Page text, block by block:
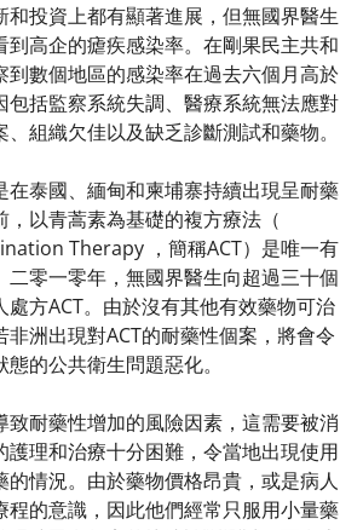
和投資上都有顯著進展，但無國界醫生
到高企的瘧疾感染率。在剛果民主共和
到數個地區的感染率在過去六個月高於
包括監察系統失調、醫療系統無法應對
組織欠佳以及缺乏診斷測試和藥物。
在泰國、緬甸和柬埔寨持續出現呈耐藥
，以青蒿素為基礎的複方療法（
Therapy ，簡稱ACT）是唯一有
二零一零年，無國界醫生向超過三十個
處方ACT。由於沒有其他有效藥物可治
洲出現對ACT的耐藥性個案，將會令
的公共衛生問題惡化。
致耐藥性增加的風險因素，這需要被消
護理和治療十分困難，令當地出現使用
的情況。由於藥物價格昂貴，或是病人
程的意識，因此他們經常只服用小量藥